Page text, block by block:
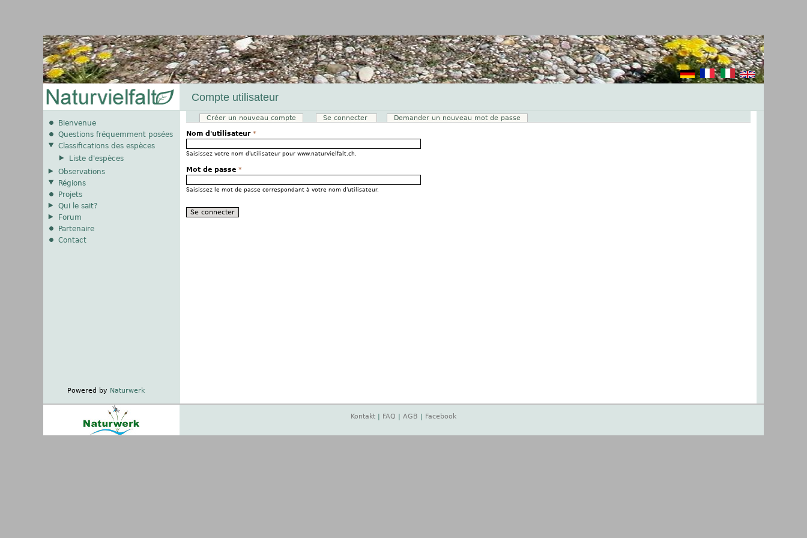
Compte utilisateur
Onglets principaux
Créer un nouveau compte Se connecter (onglet actif)Demander un nouveau mot de passe
Nom d'utilisateur *
Saisissez votre nom d'utilisateur pour www.naturvielfalt.ch.
Mot de passe *
Saisissez le mot de passe correspondant à votre nom d'utilisateur.
Bienvenue
Questions fréquemment posées
Classifications des espèces
Liste d'espèces
Observations
Régions
Projets
Qui le sait?
Forum
Partenaire
Contact
Powered by Naturwerk
Kontakt FAQ AGB Facebook